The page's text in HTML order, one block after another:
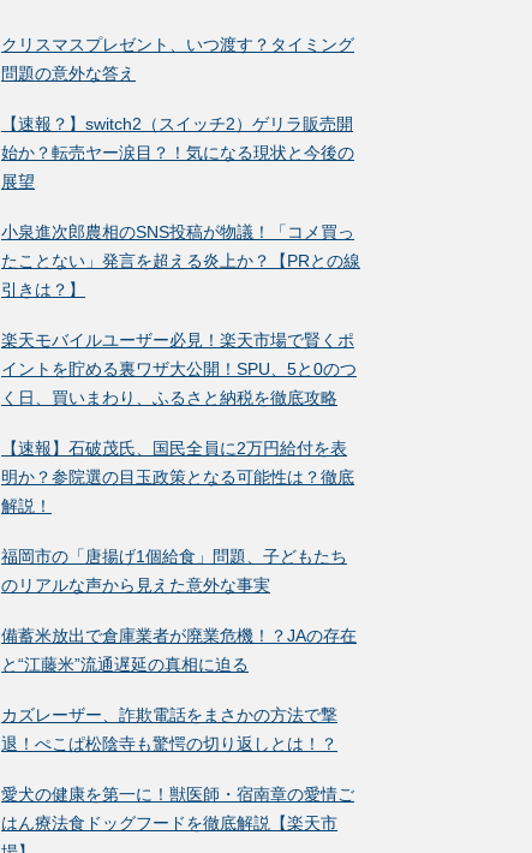
クリスマスプレゼント、いつ渡す？タイミング
問題の意外な答え
【速報？】switch2（スイッチ2）ゲリラ販売開
始か？転売ヤー涙目？！気になる現状と今後の
展望
小泉進次郎農相のSNS投稿が物議！「コメ買っ
たことない」発言を超える炎上か？【PRとの線
引きは？】
楽天モバイルユーザー必見！楽天市場で賢くポ
イントを貯める裏ワザ大公開！SPU、5と0のつ
く日、買いまわり、ふるさと納税を徹底攻略
【速報】石破茂氏、国民全員に2万円給付を表
明か？参院選の目玉政策となる可能性は？徹底
解説！
福岡市の「唐揚げ1個給食」問題、子どもたち
のリアルな声から見えた意外な事実
備蓄米放出で倉庫業者が廃業危機！？JAの存在
と“江藤米”流通遅延の真相に迫る
カズレーザー、詐欺電話をまさかの方法で撃
退！ぺこぱ松陰寺も驚愕の切り返しとは！？
愛犬の健康を第一に！獣医師・宿南章の愛情ご
はん療法食ドッグフードを徹底解説【楽天市